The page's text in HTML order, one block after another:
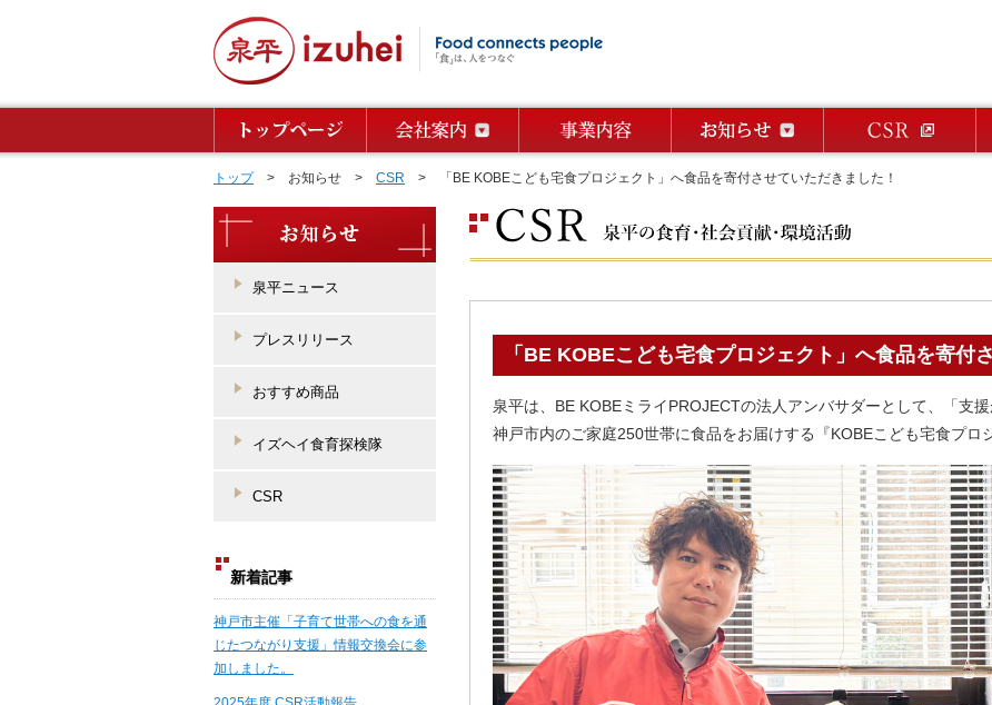
トップ> お知らせ > CSR > 「BE KOBEこども宅食プロジェクト」へ食品を寄付させていただきました！
「BE KOBEこども宅食プロジェクト」へ食品を寄付
泉平は、BE KOBEミライPROJECTの法人アンバサダーとして、「支
神戸市内のご家庭250世帯に食品をお届けする『KOBEこども宅食プロ
泉平ニュース
プレスリリース
おすすめ商品
イズヘイ食育探検隊
CSR
新着記事
神戸市主催「子育て世帯への食を通
じたつながり支援」情報交換会に参
加しました。